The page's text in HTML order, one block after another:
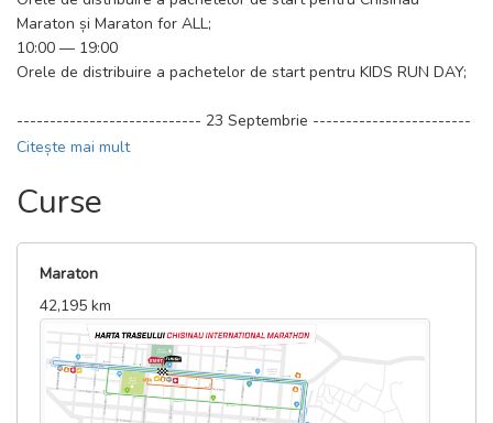
— Fun Run
— Kids Marathon
Maraton și Maraton for ALL;
10:00 — 19:00
Orele de distribuire a pachetelor de start pentru KIDS RUN DAY;
---------------------------- 23 Septembrie ------------------------
----
10:00 — 12:00 - Orele de distribuire a pachetelor de start pentru
KIDS RUN DAY;
9:00— 10:00 - Orele de distribuire a tricourilor Fun Run;
10:00 — 10:30 - Alinierea participanților în zona de start;
11:00 - Finish Fun Run
10:00 — 19:00 - Programul de lucru al Sport Expo;
10:00 — 19:00 - Orele de distribuire a pachetelor de start pentru
Chisinau Marathon și Marathon for ALL;
11:20 — 11:30 - Briefing pentru participanții la Kids Run Day;
Citește mai mult
Curse
Maraton
42,195 km